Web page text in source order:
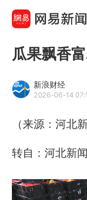
瓜果飘香
新浪财经
2026-06-14
（来源：河北
转自：河北新